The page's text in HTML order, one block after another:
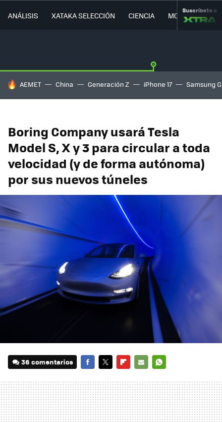
ANÁLISIS XATAKA SELECCIÓN CIENCIA MOVILIDAD
Suscríbete a
HOY SE HABLA DE
AEMET China Generación Z iPhone 17 Samsung
Boring Company usará Tesla
Model S, X y 3 para circular a toda
velocidad (y de forma autónoma)
por sus nuevos túneles
36 comentarios
MAIL